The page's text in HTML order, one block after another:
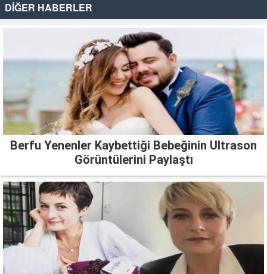
DİĞER HABERLER
Berfu Yenenler Kaybettiği Bebeğinin Ultrason
Görüntülerini Paylaştı